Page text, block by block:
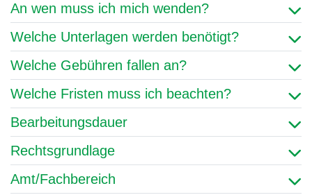
An wen muss ich mich wenden?
Welche Unterlagen werden benötigt?
Welche Gebühren fallen an?
Welche Fristen muss ich beachten?
Bearbeitungsdauer
Rechtsgrundlage
Amt/Fachbereich